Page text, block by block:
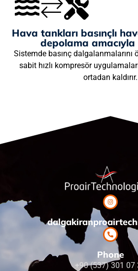
Hava tankları basınçlı
depolama amacıyla
Sistemde basınç
sabit hızlı kompresör
ortadan kaldırır.
Phone
+90 (537) 301 07